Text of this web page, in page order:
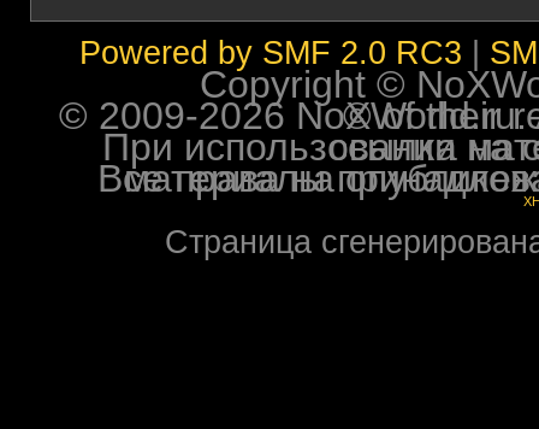
Powered by SMF 2.0 RC3
Copyright ©
© 2009-2026 NoXWorld.ru. All
При использовании
Все права на опубликованные на форуме
Страница